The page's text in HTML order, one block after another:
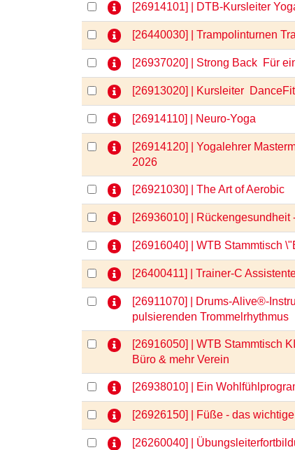
[26914101] | DTB-Kursleiter
[26440030] | Trampolinturnen
[26937020] | Strong Back  Für
[26913020] | Kursleiter 
[26914110] | Neuro-Yoga
[26914120] | Yogalehrer
2026
[26921030] | The Art of Aerobic
[26936010] |
[26916040] | WTB Stammtisch
[26400411] | Trainer-C
[26911070] | Drums-Alive®-
pulsierenden Trommelrhythmus
[26916050] | WTB Stammtisch
Büro & mehr Verein
[26938010] | Ein
[26926150] | Füße - das
[26260040] |